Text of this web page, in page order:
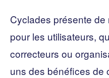
Cyclades présente
pour les utilisateurs,
correcteurs ou
uns des bénéfices de